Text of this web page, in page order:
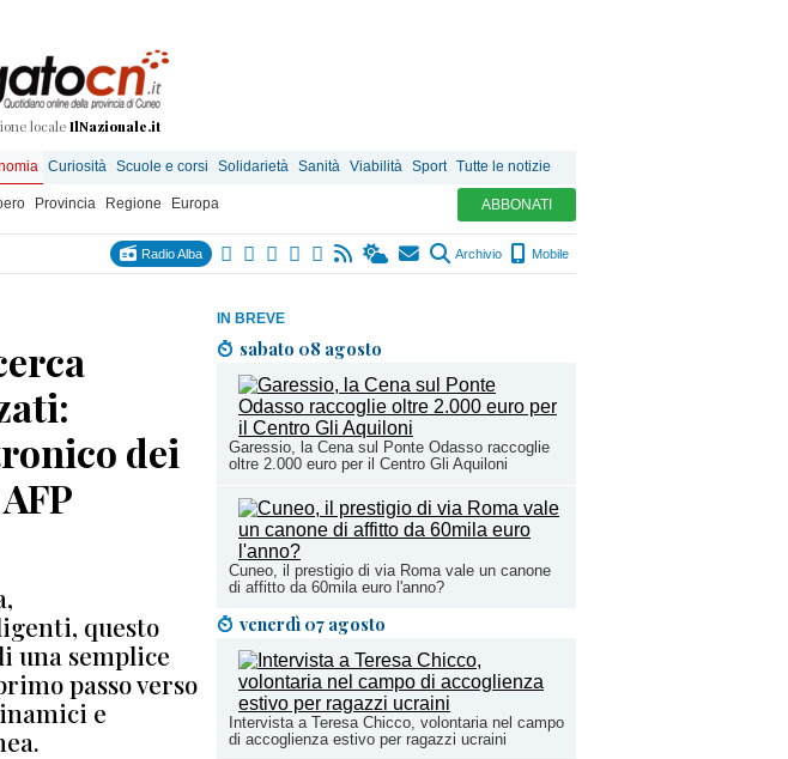
localeIlNazionale.it
Curiosità Scuole e corsi Solidarietà Sanità Viabilità Sport Tutte le notizie
Provincia Regione Europa ABBONATI
Radio Alba Archivio Mobile
IN BREVE
sabato 08 agosto
Garessio, la Cena sul Ponte Odasso raccoglie
oltre 2.000 euro per il Centro Gli Aquiloni
Cuneo, il prestigio di via Roma vale un canone
di affitto da 60mila euro l'anno?
venerdì 07 agosto
Intervista a Teresa Chicco, volontaria nel campo
di accoglienza estivo per ragazzi ucraini
dei
questo
una semplice
passo verso
e